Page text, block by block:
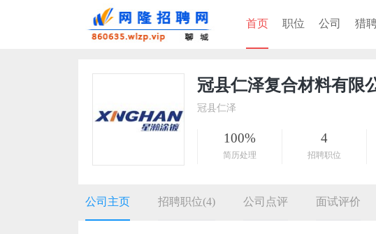
首页 职位 公司 猎
冠县仁泽复合材料有限
冠县仁泽
100%
简历处理
4
招聘职位
公司主页 招聘职位(4) 公司点评 面试评价